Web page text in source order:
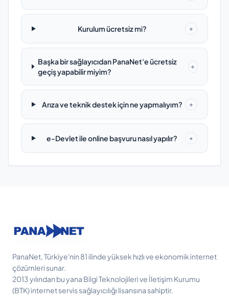
Kurulum ücretsiz mi? +
Başka bir sağlayıcıdan PanaNet'e ücretsiz
geçiş yapabilir miyim?
+
Arıza ve teknik destek için ne yapmalıyım? +
e-Devlet ile online başvuru nasıl yapılır? +
PanaNet, Türkiye'nin 81 ilinde yüksek hızlı ve ekonomik internet
çözümleri sunar.
2013 yılından bu yana Bilgi Teknolojileri ve İletişim Kurumu
(BTK) internet servis sağlayıcılığı lisansına sahiptir.